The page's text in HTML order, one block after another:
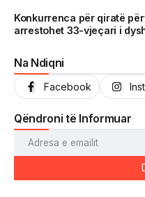
arritura në një kohë
kthyer në një zë të fortë
Konkurrenca për qiratë
arrestohet 33-vjeçari i
Na Ndiqni
Facebook
Qëndroni të Informuar